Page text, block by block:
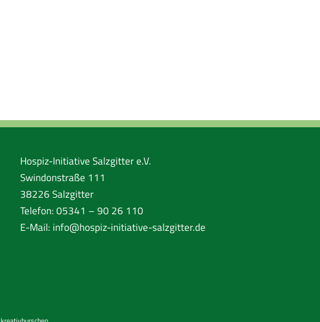
Hospiz-Initiative Salzgitter e.V.
Swindonstraße 111
38226 Salzgitter
Telefon: 05341 – 90 26 110
E-Mail: info@hospiz-initiative-salzgitter.de